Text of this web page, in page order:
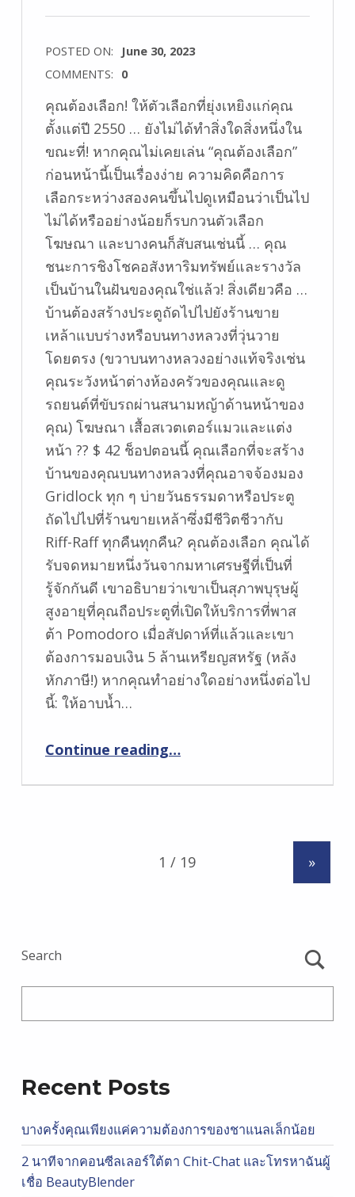
POSTED ON:
June 30, 2023
COMMENTS: 0
คุณต้องเลือก! ให้ตัวเลือกที่ยุ่งเหยิงแก่คุณ
ตั้งแต่ปี 2550 … ยังไม่ได้ทำสิ่งใดสิ่งหนึ่งใน
ขณะที่! หากคุณไม่เคยเล่น “คุณต้องเลือก”
ก่อนหน้านี้เป็นเรื่องง่าย ความคิดคือการ
เลือกระหว่างสองคนขึ้นไปดูเหมือนว่าเป็นไป
ไม่ได้หรืออย่างน้อยก็รบกวนตัวเลือก
โฆษณา และบางคนก็สับสนเช่นนี้ … คุณ
ชนะการชิงโชคอสังหาริมทรัพย์และรางวัล
เป็นบ้านในฝันของคุณใช่แล้ว! สิ่งเดียวคือ …
บ้านต้องสร้างประตูถัดไปไปยังร้านขาย
เหล้าแบบร่างหรือบนทางหลวงที่วุ่นวาย
โดยตรง (ขวาบนทางหลวงอย่างแท้จริงเช่น
คุณระวังหน้าต่างห้องครัวของคุณและดู
รถยนต์ที่ขับรถผ่านสนามหญ้าด้านหน้าของ
คุณ) โฆษณา เสื้อสเวตเตอร์แมวและแต่ง
หน้า ?? $ 42 ช็อปตอนนี้ คุณเลือกที่จะสร้าง
บ้านของคุณบนทางหลวงที่คุณอาจจ้องมอง
Gridlock ทุก ๆ บ่ายวันธรรมดาหรือประตู
ถัดไปไปที่ร้านขายเหล้าซึ่งมีชีวิตชีวากับ
Riff-Raff ทุกคืนทุกคืน? คุณต้องเลือก คุณได้
รับจดหมายหนึ่งวันจากมหาเศรษฐีที่เป็นที่
รู้จักกันดี เขาอธิบายว่าเขาเป็นสุภาพบุรุษผู้
สูงอายุที่คุณถือประตูที่เปิดให้บริการที่พาส
ต้า Pomodoro เมื่อสัปดาห์ที่แล้วและเขา
ต้องการมอบเงิน 5 ล้านเหรียญสหรัฐ (หลัง
หักภาษี!) หากคุณทำอย่างใดอย่างหนึ่งต่อไป
นี้: ให้อาบน้ำ…
Continue reading…
»
Search
Recent Posts
บางครั้งคุณเพียงแค่ความต้องการของชาแนลเล็กน้อย
2 นาทีจากคอนซีลเลอร์ใต้ตา Chit-Chat และโทรหาฉันผู้
เชื่อ BeautyBlender